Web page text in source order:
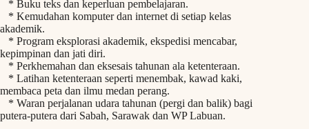
* Buku teks dan keperluan pembelajaran.
* Kemudahan komputer dan internet di setiap kelas
akademik.
* Program eksplorasi akademik, ekspedisi mencabar,
kepimpinan dan jati diri.
* Perkhemahan dan eksesais tahunan ala ketenteraan.
* Latihan ketenteraan seperti menembak, kawad kaki,
membaca peta dan ilmu medan perang.
* Waran perjalanan udara tahunan (pergi dan balik) bagi
putera-putera dari Sabah, Sarawak dan WP Labuan.